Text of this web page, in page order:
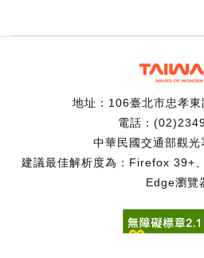
地址：106臺北市忠孝
電話：
中華民國交通部觀
建議最佳解析度為：Firefox 39+
Edge瀏覽